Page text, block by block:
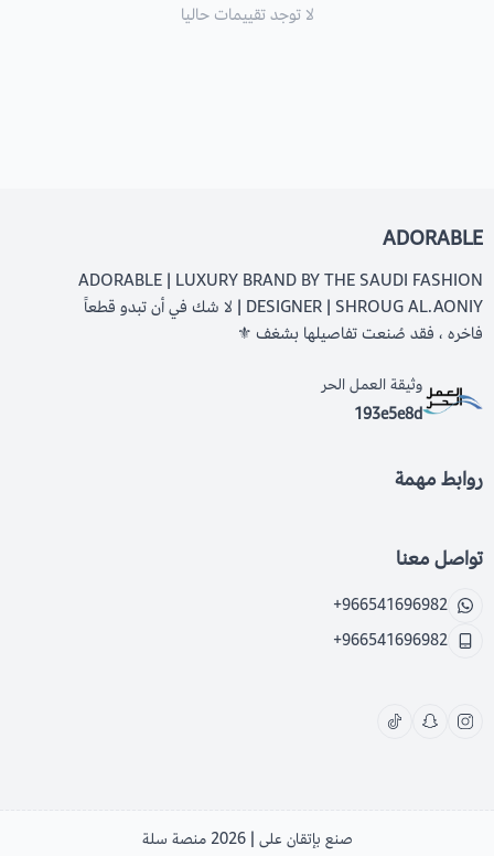
لا توجد تقييمات حاليا
ADORABLE
ADORABLE | LUXURY BRAND BY THE SAUDI FASHION
DESIGNER | SHROUG AL.AONIY | لا شك في أن تبدو قطعاً
فاخره ، فقد صُنعت تفاصيلها بشغف ⚜️
وثيقة العمل الحر
193e5e8d
روابط مهمة
تواصل معنا
+966541696982
+966541696982
صنع بإتقان على | 2026 منصة سلة